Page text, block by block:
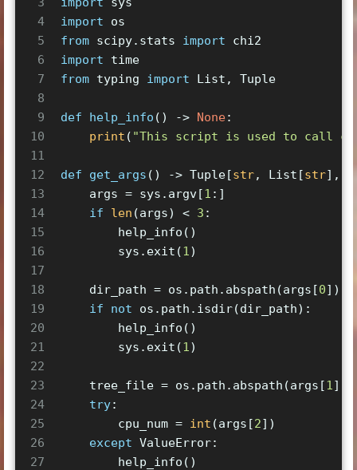
4
5
6
7
8
9
10
11
12
13
14
15
16
17
18
19
20
21
22
23
24
25
26
27
import os
from scipy.stats import chi2
import time
from typing import List , Tuple
def help_info () -> None:
print ( "This script is used to call
def get_args () -> Tuple[str, List [str],
    args = sys.argv[
1 :]
if
len (args) < 3 :
        help_info()
        sys.exit(
1)
    dir_path = os.path.abspath(args[
0])
if
not os.path.isdir(dir_path):
        help_info()
        sys.exit(
1)
    tree_file = os.path.abspath(args[
1])
try:
        cpu_num =
int (args[2])
except ValueError:
        help_info()